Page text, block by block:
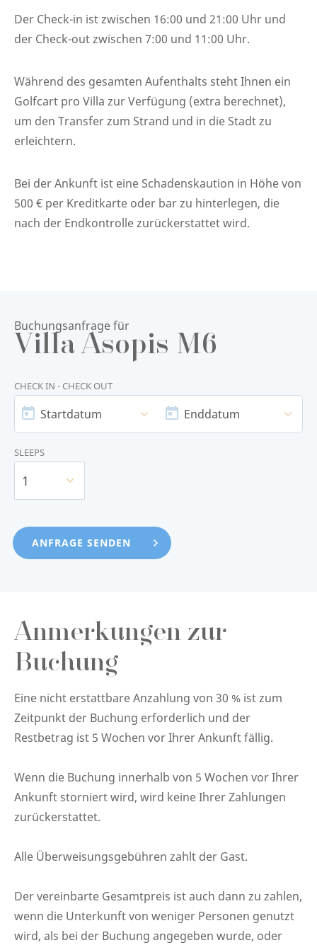
Der Check-in ist zwischen 16:00 und 21:00 Uhr und
der Check-out zwischen 7:00 und 11:00 Uhr.
Während des gesamten Aufenthalts steht Ihnen ein
Golfcart pro Villa zur Verfügung (extra berechnet),
um den Transfer zum Strand und in die Stadt zu
erleichtern.
Bei der Ankunft ist eine Schadenskaution in Höhe von
500 € per Kreditkarte oder bar zu hinterlegen, die
nach der Endkontrolle zurückerstattet wird.
Buchungsanfrage für
Villa Asopis M6
CHECK IN - CHECK OUT
STARTDATUM
Startdatum Enddatum
SLEEPS
1
Anmerkungen zur
Buchung
Eine nicht erstattbare Anzahlung von 30 % ist zum
Zeitpunkt der Buchung erforderlich und der
Restbetrag ist 5 Wochen vor Ihrer Ankunft fällig.
Wenn die Buchung innerhalb von 5 Wochen vor Ihrer
Ankunft storniert wird, wird keine Ihrer Zahlungen
zurückerstattet.
Alle Überweisungsgebühren zahlt der Gast.
Der vereinbarte Gesamtpreis ist auch dann zu zahlen,
wenn die Unterkunft von weniger Personen genutzt
wird, als bei der Buchung angegeben wurde, oder